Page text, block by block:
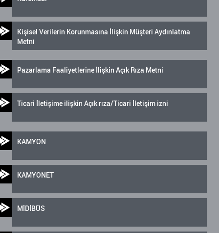
Kişisel Verilerin Korunmasına İlişkin Müşteri Aydınlatma
Metni
Pazarlama Faaliyetlerine İlişkin Açık Rıza Metni
Ticari İletişime ilişkin Açık rıza/Ticari İletişim izni
KAMYON
KAMYONET
MİDİBÜS